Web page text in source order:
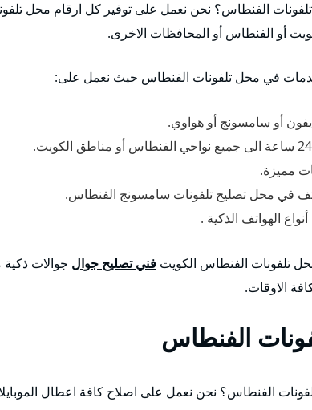
الفنطاس؟ نحن نعمل على توفير كل ارقام محل
أو الفنطاس أو المحافظات الاخرى.
في محل تلفونات الفنطاس حيث نعمل على:
أو سامسونج أو هواوي.
مميزة.
في محل تصليح تلفونات سامسونج الفنطاس.
الهواتف الذكية .
تلفونات الفنطاس الكويت فني تصليح جوال جوالات
الاوقات.
الفنطاس
الفنطاس؟ نحن نعمل على اصلاح كافة اعطال